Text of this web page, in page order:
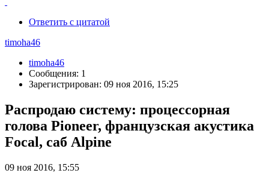
Ответить с цитатой
timoha46
timoha46
Сообщения: 1
Зарегистрирован: 09 ноя 2016, 15:25
Распродаю систему: процессорная
голова Pioneer, французская акустика
Focal, саб Alpine
09 ноя 2016, 15:55